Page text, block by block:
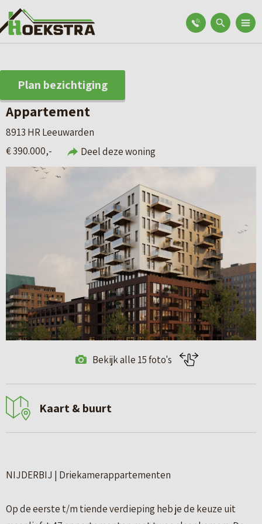
Plan bezichtiging
Appartement
8913 HR Leeuwarden
€ 390.000,-
Deel deze woning
Bekijk alle 15 foto's
Kaart & buurt
NIJDERBIJ | Driekamerappartementen
Op de eerste t/m tiende verdieping heb je de keuze uit